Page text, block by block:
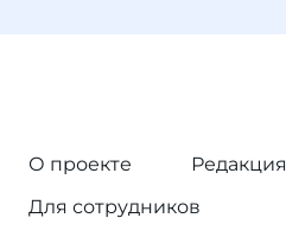
О проекте
Редакция
Для сотрудников